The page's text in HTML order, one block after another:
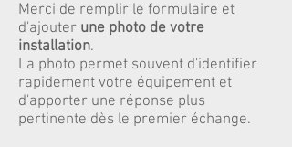
Merci de remplir le formulaire et
d'ajouter une photo de votre
installation.
La photo permet souvent d'identifier
rapidement votre équipement et
d'apporter une réponse plus
pertinente dès le premier échange.